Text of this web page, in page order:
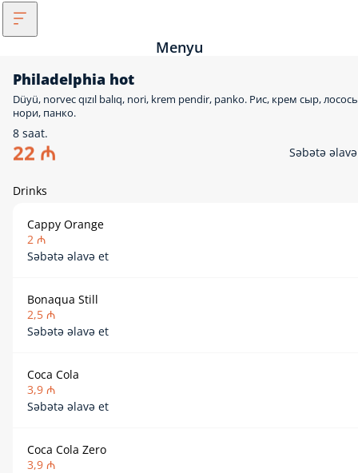
Menyu
Philadelphia hot
Düyü, norvec qızıl balıq, nori, krem pendir, panko. Рис, крем сыр,
нори, панко.
8 saat.
22 ₼ Səbətə
Drinks
Cappy Orange
2 ₼
Səbətə əlavə et
Bonaqua Still
2,5 ₼
Səbətə əlavə et
Coca Cola
3,9 ₼
Səbətə əlavə et
Coca Cola Zero
3,9 ₼